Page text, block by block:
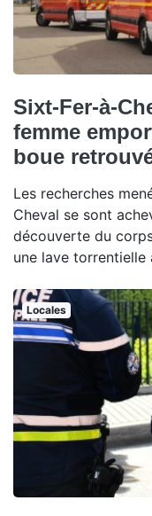
Sixt-Fer-à-
femme
boue
Les recherches
Cheval se sont
découverte du
une lave torrentielle
Locales